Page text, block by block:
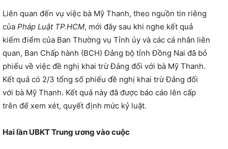
Liên quan đến vụ việc bà Mỹ Thanh, theo nguồn tin riêng
của Pháp Luật TP.HCM, mới đây sau khi nghe kết quả
kiểm điểm của Ban Thường vụ Tỉnh ủy và các cá nhân liên
quan, Ban Chấp hành (BCH) Đảng bộ tỉnh Đồng Nai đã bỏ
phiếu về việc đề nghị khai trừ Đảng đối với bà Mỹ Thanh.
Kết quả có 2/3 tổng số phiếu đề nghị khai trừ Đảng đối
với bà Mỹ Thanh. Kết quả này đã được báo cáo lên cấp
trên để xem xét, quyết định mức kỷ luật.
Hai lần UBKT Trung ương vào cuộc